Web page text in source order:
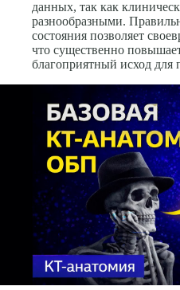
данных, так как
разнообразными.
состояния позволяет
что существенно
благоприятный исход для